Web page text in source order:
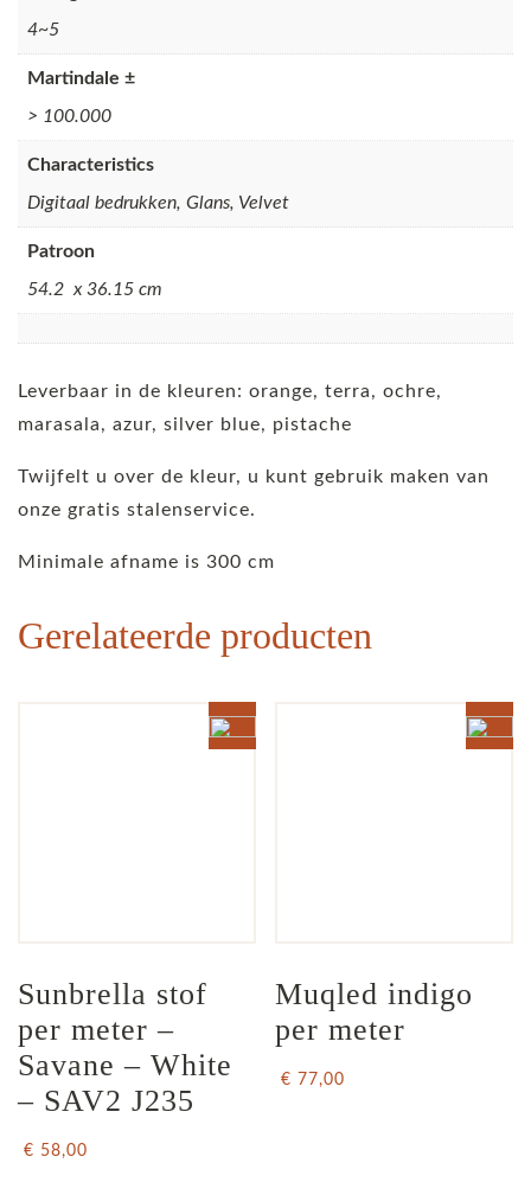
4~5
Martindale ±
> 100.000
Characteristics
Digitaal bedrukken, Glans, Velvet
Patroon
54.2 x 36.15 cm
Leverbaar in de kleuren: orange, terra, ochre,
marasala, azur, silver blue, pistache
Twijfelt u over de kleur, u kunt gebruik maken van
onze gratis stalenservice.
Minimale afname is 300 cm
Gerelateerde producten
Sunbrella stof
per meter –
Savane – White
– SAV2 J235
€ 58,00
Muqled indigo
per meter
€ 77,00